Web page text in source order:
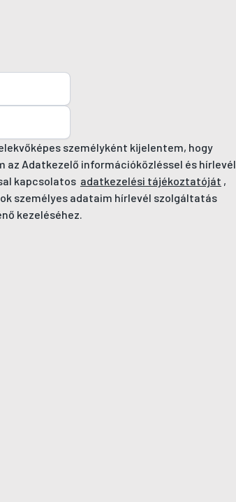
személyként kijelentem, hogy
az Adatkezelő információközléssel és hírlevél
kapcsolatos adatkezelési tájékoztatóját ,
személyes adataim hírlevél szolgáltatás
kezeléséhez.